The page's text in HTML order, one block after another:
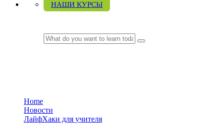
НАШИ КУРСЫ
Home
Новости
ЛайфХаки для учителя